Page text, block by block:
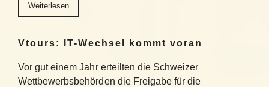
Weiterlesen
Vtours: IT-Wechsel kommt voran
Vor gut einem Jahr erteilten die Schweizer
Wettbewerbsbehörden die Freigabe für die